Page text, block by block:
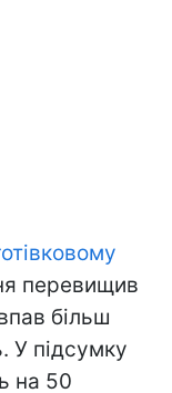
перевищив
більш
У підсумку
на 50